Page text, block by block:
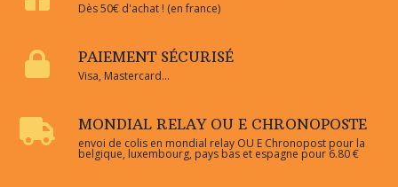
Dès 50€ d'achat ! (en france)
PAIEMENT SÉCURISÉ
Visa, Mastercard...
MONDIAL RELAY OU E CHRONOPOSTE
envoi de colis en mondial relay OU E Chronopost pour la
belgique, luxembourg, pays bas et espagne pour 6.80 €